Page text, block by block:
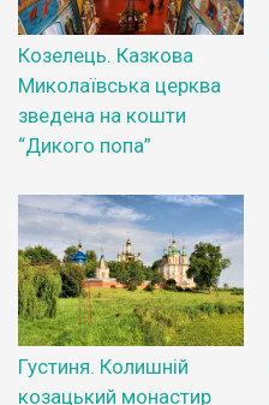
Козелець. Казкова
Миколаївська церква
зведена на кошти
“Дикого попа”
Густиня. Колишній
козацький монастир